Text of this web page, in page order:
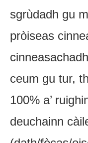
sgrùdadh gu
pròiseas
ceum gu tur,
100% a’
deuchainn